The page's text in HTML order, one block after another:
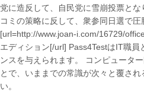
党に造反して、自民党に雪崩投票と
コミの策略に反して、衆参同日選で圧
[url=http://www.joan-i.com/16729/
エディション[/url] Pass4TestはIT職員
ンスを与えられます。 コンピュータ
とで、いままでの常識が次々と覆さ
い。